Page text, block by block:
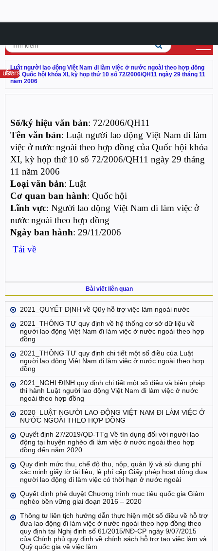
Luật người lao động Việt Nam đi làm việc ở nước ngoài theo hợp đồng
của Quốc hội khóa XI, kỳ họp thứ 10 số 72/2006/QH11 ngày 29 tháng 11
năm 2006
Số/ký hiệu văn bản: 72/2006/QH11
Tên văn bản: Luật người lao động Việt Nam đi làm
việc ở nước ngoài theo hợp đồng của Quốc hội khóa
XI, kỳ họp thứ 10 số 72/2006/QH11 ngày 29 tháng
11 năm 2006
Loại văn bản: Luật
Cơ quan ban hành: Quốc hội
Lĩnh vực: Người lao động Việt Nam đi làm việc ở
nước ngoài theo hợp đồng
Ngày ban hành: 29/11/2006
Tải về
Bài viết liên quan
2021_QUYẾT ĐỊNH về Qũy hỗ trợ việc làm ngoài nước
2021_THÔNG TƯ quy định về hệ thống cơ sở dữ liệu về
người lao động Việt Nam đi làm việc ở nước ngoài theo hợp
đồng
2021_THÔNG TƯ quy định chi tiết một số điều của Luật
người lao động Việt Nam đi làm việc ở nước ngoài theo hợp
đồng
2021_NGHỊ ĐỊNH quy định chi tiết một số điều và biện pháp
thi hành Luật người lao động Việt Nam đi làm việc ở nước
ngoài theo hợp đồng
2020_LUẬT NGƯỜI LAO ĐỘNG VIỆT NAM ĐI LÀM VIỆC Ở
NƯỚC NGOÀI THEO HỢP ĐỒNG
Quyết định 27/2019/QĐ-TTg Về tín dụng đối với người lao
động tại huyện nghèo đi làm việc ở nước ngoài theo hợp
đồng đến năm 2020
Quy định mức thu, chế độ thu, nộp, quản lý và sử dụng phí
xác minh giấy tờ tài liệu, lệ phí cấp Giấy phép hoạt động đưa
người lao động đi làm việc có thời hạn ở nước ngoài
Quyết định phê duyệt Chương trình mục tiêu quốc gia Giảm
nghèo bền vững giai đoạn 2016 – 2020
Thông tư liên tịch hướng dẫn thực hiện một số điều về hỗ trợ
đưa lao động đi làm việc ở nước ngoài theo hợp đồng theo
quy định tại Nghị định số 61/2015/NĐ-CP ngày 9/07/2015
của Chính phủ quy định về chính sách hỗ trợ tạo việc làm và
Quỹ quốc gia về việc làm
fa-users